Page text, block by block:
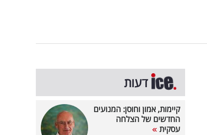
דעות
קיימות, אמון וחוסן: המנועים
החדשים של הצלחה
עסקית